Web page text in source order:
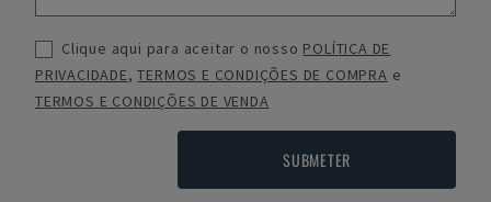
Clique aqui para aceitar o nosso POLÍTICA DE
PRIVACIDADE,TERMOS E CONDIÇÕES DE COMPRA e
TERMOS E CONDIÇÕES DE VENDA
SUBMETER